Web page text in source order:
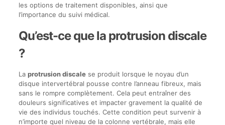
les options de traitement disponibles, ainsi que
l’importance du suivi médical.
Qu’est-ce que la protrusion discale
?
La protrusion discalese produit lorsque le noyau d’un
disque intervertébral pousse contre l’anneau fibreux, mais
sans le rompre complètement. Cela peut entraîner des
douleurs significatives et impacter gravement la qualité de
vie des individus touchés. Cette condition peut survenir à
n’importe quel niveau de la colonne vertébrale, mais elle